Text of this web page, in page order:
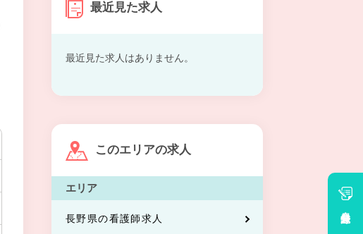
最近見た求人
最近見た求人はありません。
このエリアの求人
エリア
長野県の看護師求人